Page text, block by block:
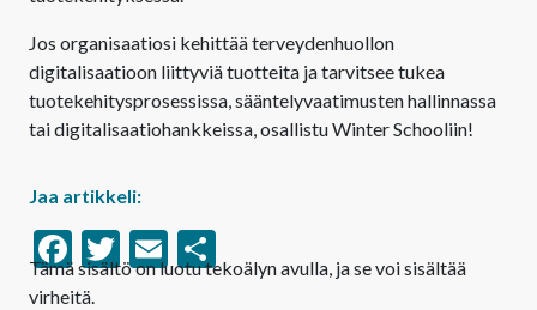
Jos organisaatiosi kehittää terveydenhuollon
digitalisaatioon liittyviä tuotteita ja tarvitsee tukea
tuotekehitysprosessissa, sääntelyvaatimusten hallinnassa
tai digitalisaatiohankkeissa, osallistu Winter Schooliin!
Jaa artikkeli:
Facebook
Twitter
Email
Tämä sisältö on luotu tekoälyn avulla, ja se voi sisältää
virheitä.